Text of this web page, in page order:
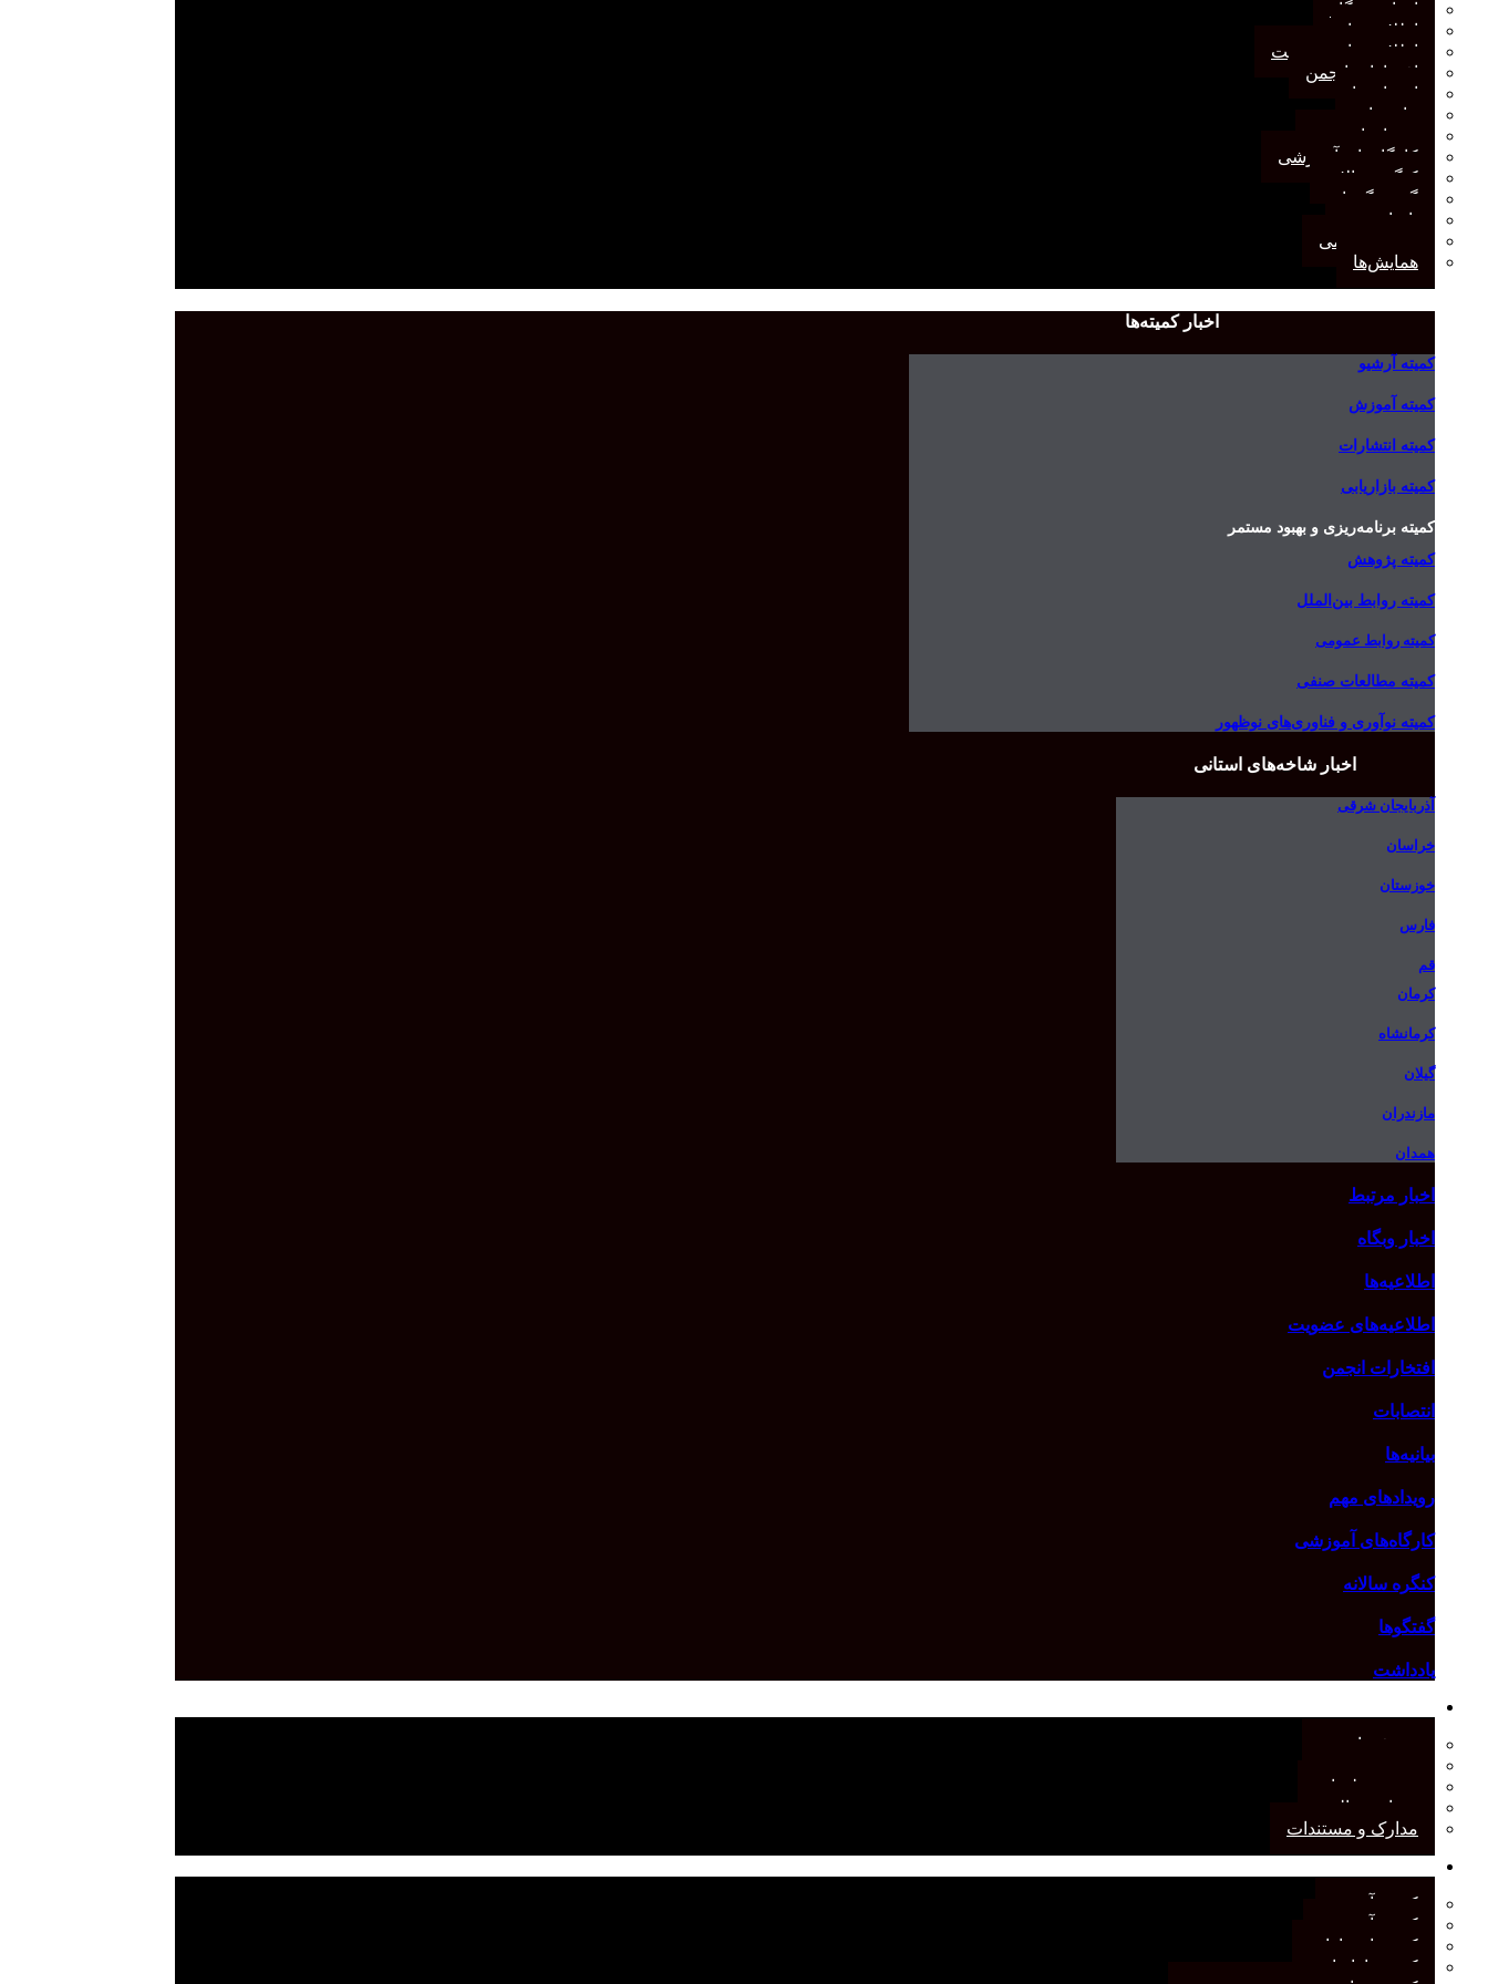
اخبار وب‌گاه
اطلاعیه‌ها
اطلاعیه‌های عضویت
افتخارات انجمن
انتصاب‌ها
بیانیه‌ها
رویدادهای مهم
کارگاه‌های آموزشی
کنگره سالانه
گفت‌وگوها
یادداشت
مجمع عمومی
همایش‌ها
اخبار کمیته‌ها
کمیته آرشیو
کمیته آموزش
کمیته انتشارات
کمیته بازاریابی
کمیته برنامه‌ریزی و بهبود مستمر
کمیته پژوهش
کمیته روابط بین‌الملل
کمیته روابط عمومی
کمیته مطالعات صنفی
کمیته نوآوری و فناوری‌های نوظهور
اخبار شاخه‌های استانی
آذربایجان شرقی
خراسان
خوزستان
فارس
قم
کرمان
کرمانشاه
گیلان
مازندران
همدان
اخبار مرتبط
اخبار وبگاه
اطلاعیه‌ها
اطلاعیه‌های عضویت
افتخارات انجمن
انتصابات
بیانیه‌ها
رویدادهای مهم
کارگاه‌های آموزشی
کنگره سالانه
گفتگوها
یادداشت
معرفی انجمن
صورت‌جلسات
همیاری مالی
مدارک و مستندات
کمیته آرشیو
کمیته آموزش
کمیته انتشارات
کمیته بازاریابی